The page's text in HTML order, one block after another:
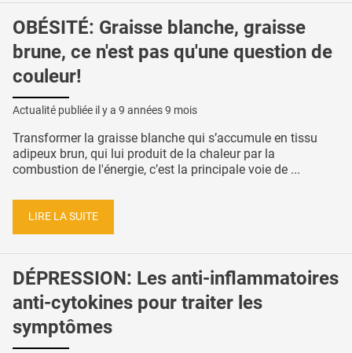
OBÉSITÉ: Graisse blanche, graisse
brune, ce n'est pas qu'une question de
couleur!
Actualité publiée il y a 9 années 9 mois
Transformer la graisse blanche qui s’accumule en tissu
adipeux brun, qui lui produit de la chaleur par la
combustion de l'énergie, c’est la principale voie de ...
LIRE LA SUITE
DÉPRESSION: Les anti-inflammatoires
anti-cytokines pour traiter les
symptômes